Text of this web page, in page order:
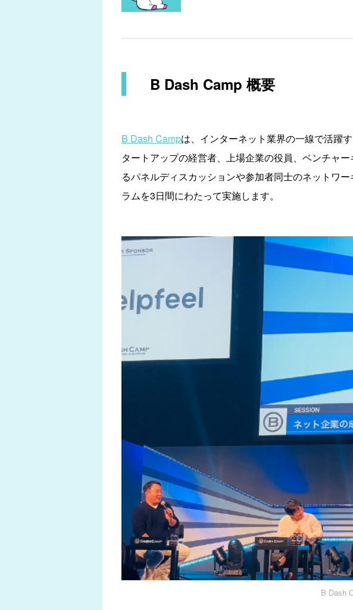
B Dash Camp 概要
B Dash Campは、インターネット業界の一線で活躍
タートアップの経営者、上場企業の役員、ベンチャ
るパネルディスカッションや参加者同士のネットワ
ラムを3日間にわたって実施します。
B Dash